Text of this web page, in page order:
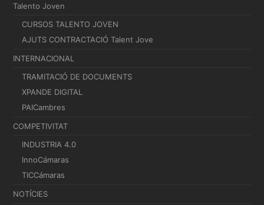
Talento Joven
CURSOS TALENTO JOVEN
AJUTS CONTRACTACIÓ Talent Jove
INTERNACIONAL
TRAMITACIÓ DE DOCUMENTS
XPANDE DIGITAL
PAICambres
COMPETIVITAT
INDUSTRIA 4.0
InnoCámaras
TICCámaras
NOTÍCIES